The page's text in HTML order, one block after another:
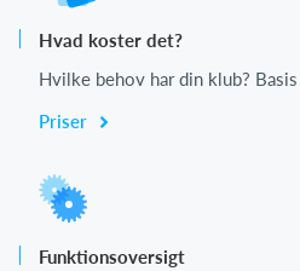
Hvad koster det?
Hvilke behov har din klub?
Priser
Funktionsoversigt